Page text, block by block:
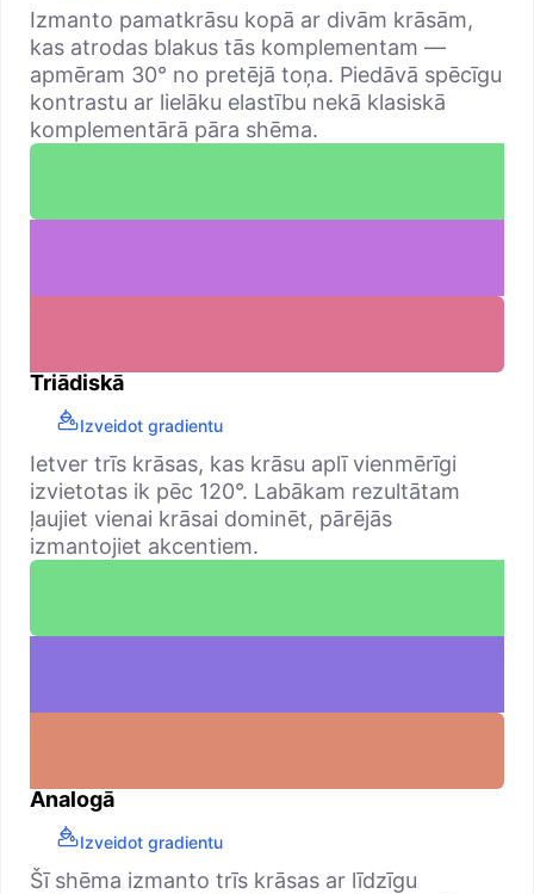
Izmanto pamatkrāsu kopā ar divām krāsām,
kas atrodas blakus tās komplementam —
apmēram 30° no pretējā toņa. Piedāvā spēcīgu
kontrastu ar lielāku elastību nekā klasiskā
komplementārā pāra shēma.
Triādiskā
Izveidot gradientu
Ietver trīs krāsas, kas krāsu aplī vienmērīgi
izvietotas ik pēc 120°. Labākam rezultātam
ļaujiet vienai krāsai dominēt, pārējās
izmantojiet akcentiem.
Analogā
Izveidot gradientu
Šī shēma izmanto trīs krāsas ar līdzīgu